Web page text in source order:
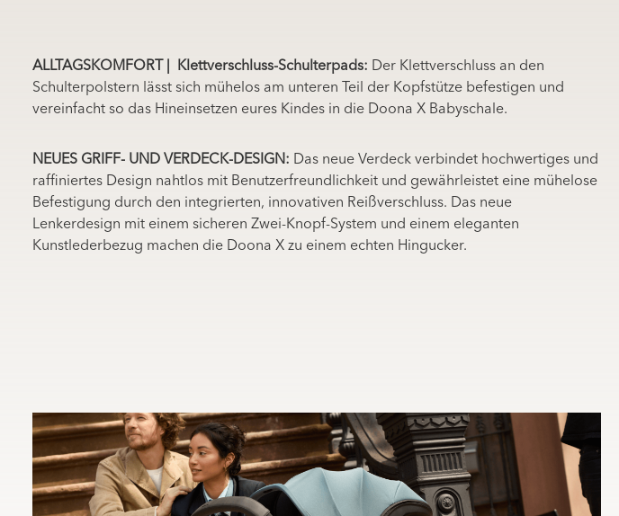
ALLTAGSKOMFORT | Klettverschluss-Schulterpads: Der Klettverschluss an den
Schulterpolstern lässt sich mühelos am unteren Teil der Kopfstütze befestigen und
vereinfacht so das Hineinsetzen eures Kindes in die Doona X Babyschale.
NEUES GRIFF- UND VERDECK-DESIGN: Das neue Verdeck verbindet hochwertiges und
raffiniertes Design nahtlos mit Benutzerfreundlichkeit und gewährleistet eine mühelose
Befestigung durch den integrierten, innovativen Reißverschluss. Das neue
Lenkerdesign mit einem sicheren Zwei-Knopf-System und einem eleganten
Kunstlederbezug machen die Doona X zu einem echten Hingucker.